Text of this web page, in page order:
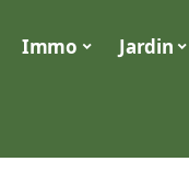
Immo Jardin